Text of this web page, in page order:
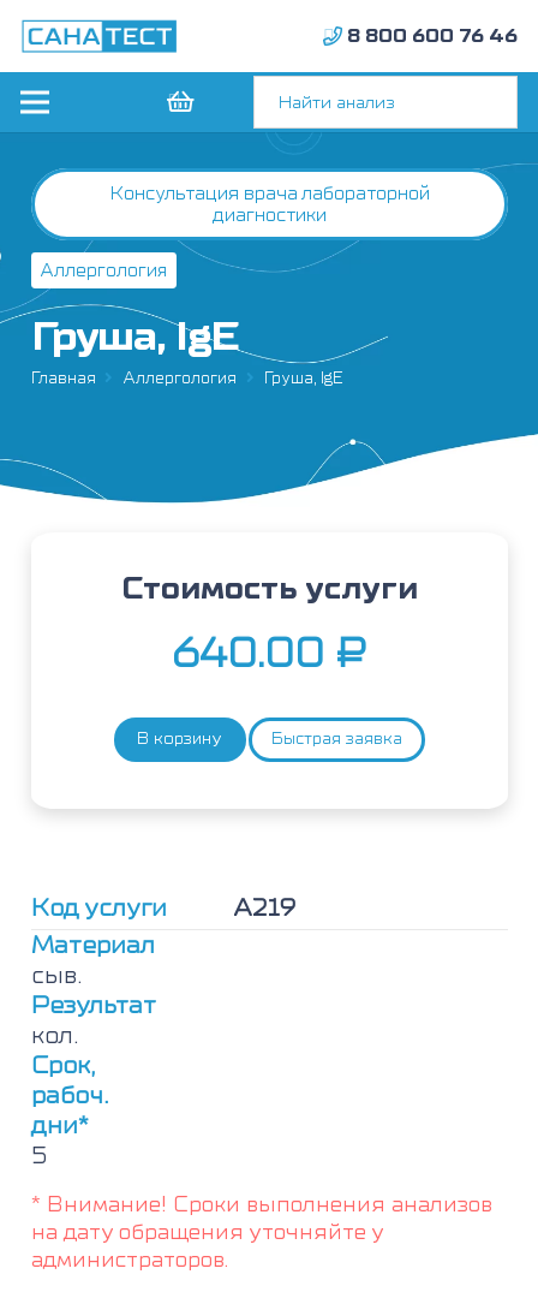
8 800 600 76 46
Консультация врача лабораторной
диагностики
Аллергология
Груша, IgE
Главная Аллергология Груша, IgE
Код услуги
А219
Материал
сыв.
Результат
кол.
Срок,
рабоч.
дни*
5
* Внимание! Сроки выполнения анализов
на дату обращения уточняйте у
администраторов.
Стоимость услуги
640.00 ₽
Количество
В корзину Быстрая заявка